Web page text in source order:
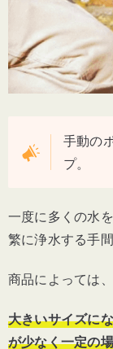
手動の
プ。
一度に多くの水
繁に浄水する手
商品によっては
大きいサイズに
が少なく一定の